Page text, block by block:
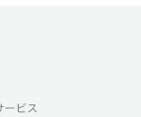
ービス